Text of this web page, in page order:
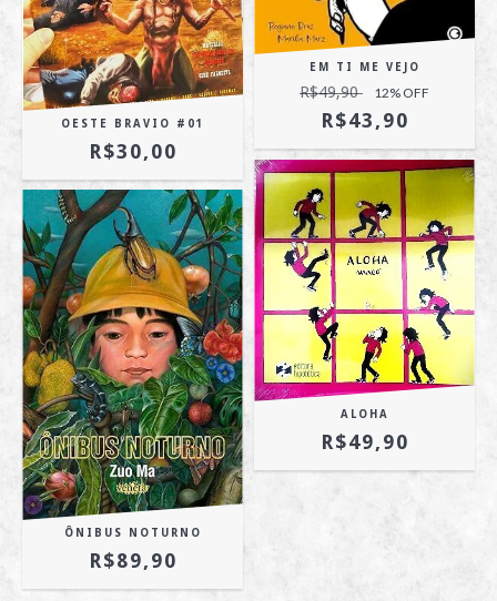
OESTE BRAVIO #01
R$30,00
EM TI ME VEJO
R$49,90 12% OFF
R$43,90
ÔNIBUS NOTURNO
R$89,90
ALOHA
R$49,90